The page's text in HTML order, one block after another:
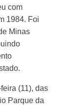
com
1984. Foi
Minas
(11), das
Parque da